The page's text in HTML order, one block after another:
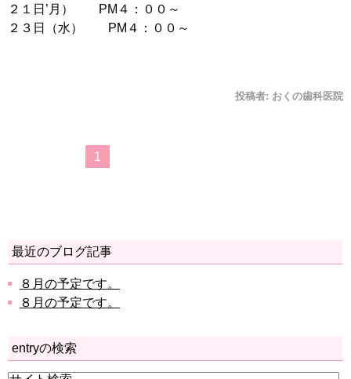
２１日’月） PM４：００～
２３日（水） PM４：００～
投稿者: おくの歯科医院
1
最近のブログ記事
８月の予定です。
８月の予定です。
entryの検索